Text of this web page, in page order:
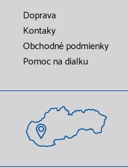
Doprava
Kontaky
Obchodné podmienky
Pomoc na dialku